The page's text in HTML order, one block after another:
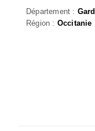
Département : Gard
Région : Occitanie